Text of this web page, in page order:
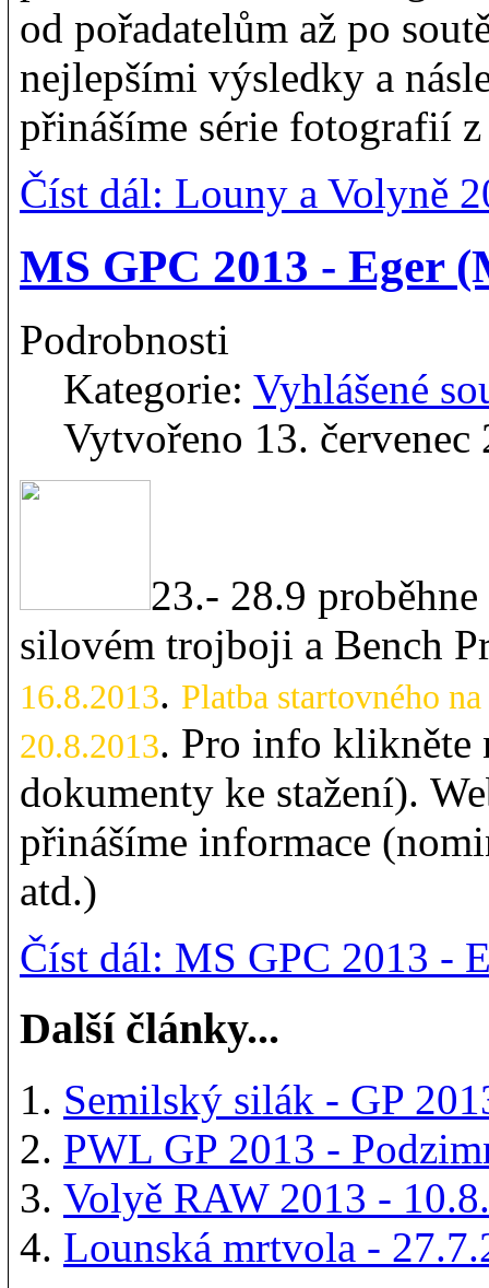
od pořadatelům až po
nejlepšími výsledky a
přinášíme série fotografií
Číst dál: Louny a Volyně
MS GPC 2013 - Eger
Podrobnosti
Kategorie: Vyhlášené
Vytvořeno 13. červenec
23.- 28.9
silovém trojboji a Bench
16.8.2013. Platba startovného
20.8.2013. Pro info klikněte
dokumenty ke stažení).
přinášíme informace
atd.)
Číst dál: MS GPC 2013 -
Další články...
Semilský silák - GP
PWL GP 2013 -
Volyě RAW 2013 -
Lounská mrtvola -